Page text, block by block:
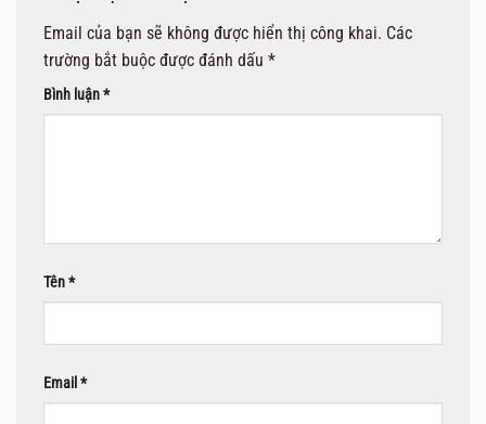
Email của bạn sẽ không được hiển thị công khai. Các
trường bắt buộc được đánh dấu *
Bình luận*
Tên*
Email *